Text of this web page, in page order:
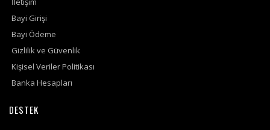
Bayi Girişi
Bayi Ödeme
Gizlilik ve Güvenlik
Kişisel Veriler Politikası
Banka Hesapları
DESTEK